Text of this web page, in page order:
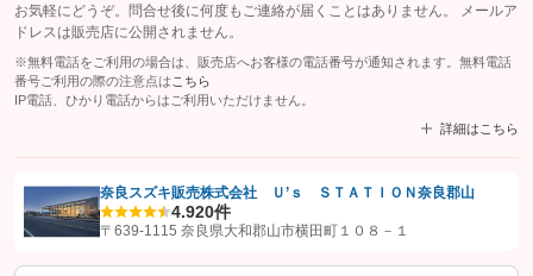
お気軽にどうぞ。問合せ後に何度もご連絡が届くことはありません。 メールア
ドレスは販売店に公開されません。
※無料電話をご利用の場合は、販売店へお客様の電話番号が通知されます。無料電話
番号ご利用の際の注意点は こちら
IP電話、ひかり電話からはご利用いただけません。
詳細はこちら
【STEP1】認証画面でグーネットを友だち追加してから「許可する」ボタンを押
奈良スズキ販売株式会社 Ｕ’ｓ ＳＴＡＴＩＯＮ奈良郡山
4.920件
〒639-1115 奈良県大和郡山市横田町１０８－１